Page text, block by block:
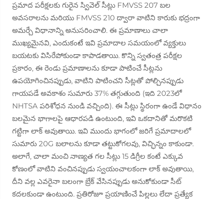
ప్రమాద పరీక్షలకు గురైన స్వివెల్ సీట్లు FMVSS 207 బల
అవసరాలను మరియు FMVSS 210 ద్వారా వాటిని కారుకు భద్రంగా
అమర్చే విధానాన్ని అనుసరించాలి. ఈ ప్రమాణాలు చాలా
ముఖ్యమైనవి, ఎందుకంటే ఇవి ప్రమాదాల సమయంలో వ్యక్తులు
బయటకు విసిరేపోకుండా కాపాడతాయి. కొన్ని స్వతంత్ర పరీక్షల
ప్రకారం, ఈ రెండు ప్రమాణాలను కూడా పాటించే సీట్లను
ఉపయోగించినప్పుడు, వాటిని పాటించని సీట్లతో పోల్చినప్పుడు
గాయపడే అవకాశం సుమారు 37% తగ్గుతుంది (ఇది 2023లో
NHTSA పరిశోధన నుండి వచ్చింది). ఈ సీట్లు స్థిరంగా ఉండే విధానం
బలమైన భాగాలపై ఆధారపడి ఉంటుంది, ఇవి ఒకదానితో మరొకటి
గట్టిగా లాక్ అవుతాయి. ఇవి ముందు భాగంలో జరిగే ప్రమాదాలలో
సుమారు 20G బలాలను కూడా తట్టుకోగలవు, విచ్ఛిన్నం కాకుండా.
అలాగే, చాలా మంచి నాణ్యత గల సీట్లు 15 డిగ్రీల కంటే ఎక్కువ
కోణంలో వాటిని వంచినప్పుడు స్వయంచాలకంగా లాక్ అవుతాయి,
దీని వల్ల ఎవరైనా బలంగా బ్రేక్ వేసినప్పుడు అనుకోకుండా సీట్
కదలకుండా ఉంటుంది. ప్రతిరోజూ ప్రయాణించే పిల్లలు లేదా ప్రత్యేక